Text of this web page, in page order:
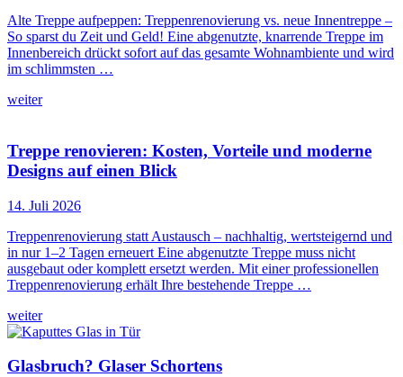
Alte Treppe aufpeppen: Treppenrenovierung vs. neue Innentreppe –
So sparst du Zeit und Geld! Eine abgenutzte, knarrende Treppe im
Innenbereich drückt sofort auf das gesamte Wohnambiente und wird
im schlimmsten …
weiter
Treppe renovieren: Kosten, Vorteile und moderne
Designs auf einen Blick
14. Juli 2026
Treppenrenovierung statt Austausch – nachhaltig, wertsteigernd und
in nur 1–2 Tagen erneuert Eine abgenutzte Treppe muss nicht
ausgebaut oder komplett ersetzt werden. Mit einer professionellen
Treppenrenovierung erhält Ihre bestehende Treppe …
weiter
Glasbruch? Glaser Schortens